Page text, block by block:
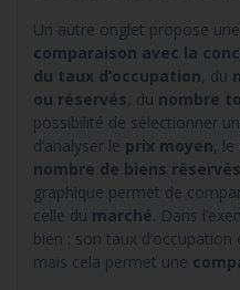
Un autre onglet propose une
comparaison avec la
du taux d’occupation, du
ou réservés, du nombre
possibilité de sélectionner
d’analyser le prix moyen, le
nombre de biens réservés
graphique permet de
celle du marché . Dans
bien : son taux
mais cela permet une